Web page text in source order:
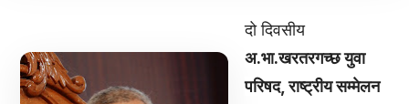
दो दिवसीय
अ.भा.खरतरगच्छ युवा
परिषद, राष्ट्रीय सम्मेलन